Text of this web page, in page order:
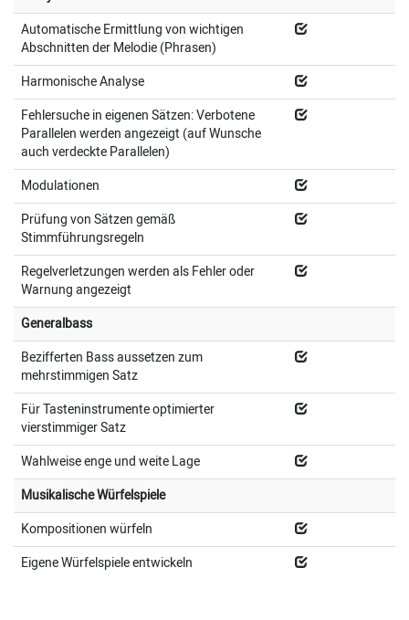
Automatische Ermittlung von wichtigen
Abschnitten der Melodie (Phrasen)
Harmonische Analyse
Fehlersuche in eigenen Sätzen: Verbotene
Parallelen werden angezeigt (auf Wunsche
auch verdeckte Parallelen)
Modulationen
Prüfung von Sätzen gemäß
Stimmführungsregeln
Regelverletzungen werden als Fehler oder
Warnung angezeigt
Generalbass
Bezifferten Bass aussetzen zum
mehrstimmigen Satz
Für Tasteninstrumente optimierter
vierstimmiger Satz
Wahlweise enge und weite Lage
Musikalische Würfelspiele
Kompositionen würfeln
Eigene Würfelspiele entwickeln